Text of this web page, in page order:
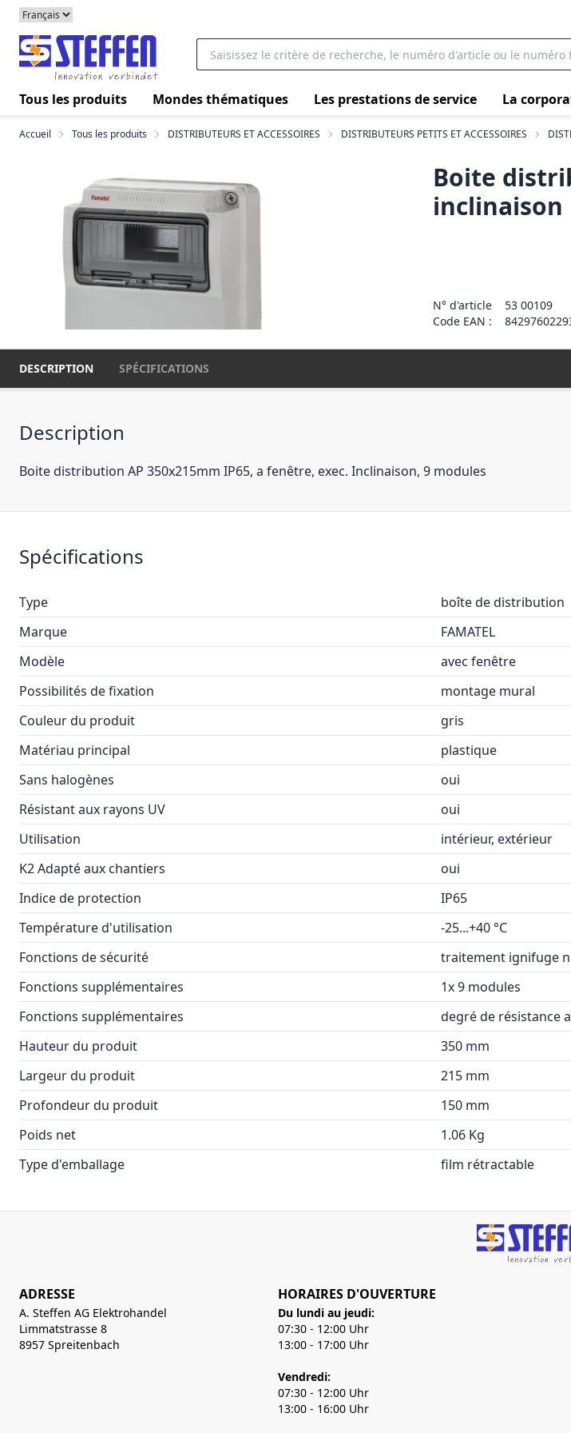
Tous les produits Mondes thématiques Les prestations de service La
Accueil Tous les produits DISTRIBUTEURS ET ACCESSOIRES DISTRIBUTEURS PETITS ET ACCESSOIRES
Boite
inclinaison
N° d'article
53 00109
Code EAN :
DESCRIPTION SPÉCIFICATIONS
Description
Boite distribution AP 350x215mm IP65, a fenêtre, exec. Inclinaison, 9 modules
Spécifications
Type
boîte de distribution
Marque
FAMATEL
Modèle
avec fenêtre
Possibilités de fixation
montage mural
Couleur du produit
gris
Matériau principal
plastique
Sans halogènes
oui
Résistant aux rayons UV
oui
Utilisation
intérieur, extérieur
K2 Adapté aux chantiers
oui
Indice de protection
IP65
Température d'utilisation
-25...+40 °C
Fonctions de sécurité
traitement ignifuge
Fonctions supplémentaires
1x 9 modules
Fonctions supplémentaires
degré de résistance
Hauteur du produit
350 mm
Largeur du produit
215 mm
Profondeur du produit
150 mm
Poids net
1.06 Kg
Type d'emballage
film rétractable
ADRESSE
A. Steffen AG Elektrohandel
Limmatstrasse 8
8957 Spreitenbach
HORAIRES D'OUVERTURE
Du lundi au jeudi:
07:30 - 12:00 Uhr
13:00 - 17:00 Uhr
Vendredi:
07:30 - 12:00 Uhr
13:00 - 16:00 Uhr